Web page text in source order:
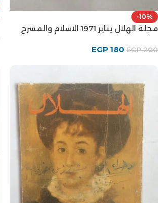
-10%
مجلة الهلال يناير 1971 الاسلام والمسرح
EGP200
EGP 180